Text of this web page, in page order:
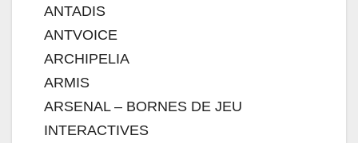
ANTADIS
ANTVOICE
ARCHIPELIA
ARMIS
ARSENAL – BORNES DE JEU
INTERACTIVES